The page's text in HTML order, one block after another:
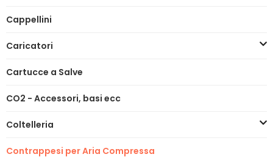
Cappellini
Caricatori
Cartucce a Salve
CO2 - Accessori, basi ecc
Coltelleria
Contrappesi per Aria Compressa